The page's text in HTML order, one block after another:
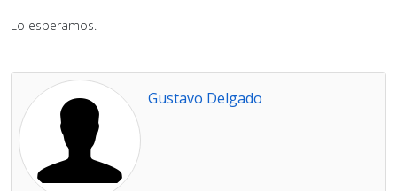
Lo esperamos.
Gustavo Delgado